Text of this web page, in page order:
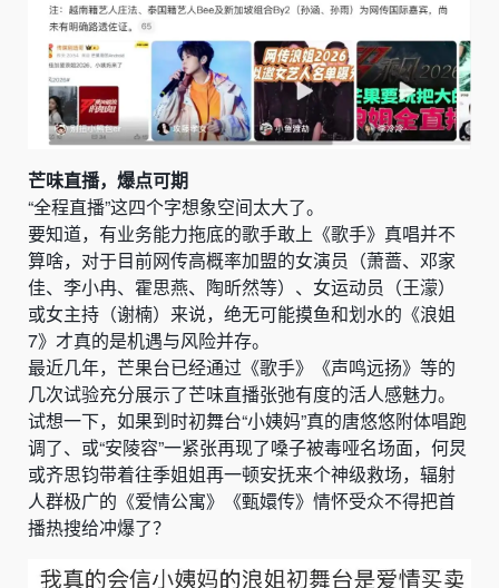
芒味直播，爆点可期
“全程直播”这四个字想象空间太大了。
要知道，有业务能力拖底的歌手敢上《歌手》真唱并不
算啥，对于目前网传高概率加盟的女演员（萧蔷、邓家
佳、李小冉、霍思燕、陶昕然等）、女运动员（王濛）
或女主持（谢楠）来说，绝无可能摸鱼和划水的《浪姐
7》才真的是机遇与风险并存。
最近几年，芒果台已经通过《歌手》《声鸣远扬》等的
几次试验充分展示了芒味直播张弛有度的活人感魅力。
试想一下，如果到时初舞台“小姨妈”真的唐悠悠附体唱跑
调了、或“安陵容”一紧张再现了嗓子被毒哑名场面，何炅
或齐思钧带着往季姐姐再一顿安抚来个神级救场，辐射
人群极广的《爱情公寓》《甄嬛传》情怀受众不得把首
播热搜给冲爆了？